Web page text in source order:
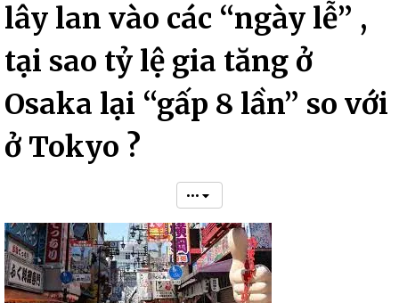
lây lan vào các “ngày lễ” ,
tại sao tỷ lệ gia tăng ở
Osaka lại “gấp 8 lần” so với
ở Tokyo ?
•••